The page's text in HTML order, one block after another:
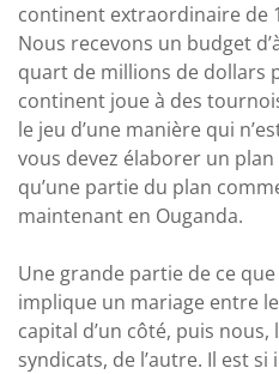
continent extraordinaire de
Nous recevons un budget
quart de millions de dollars
continent joue à des
le jeu d’une manière qui
vous devez élaborer un
qu’une partie du plan
maintenant en Ouganda.
Une grande partie de ce
implique un mariage entre
capital d’un côté, puis nous,
syndicats, de l’autre. Il est